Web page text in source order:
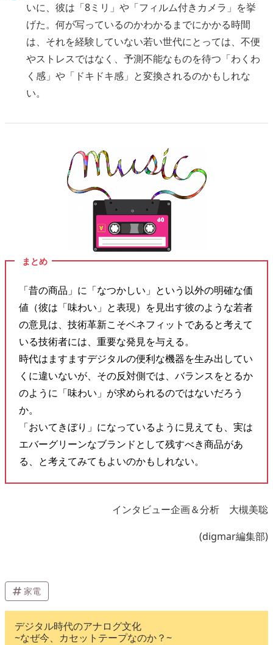
いに、彼は「8ミリ」や「フィルム付きカメラ」を挙
げた。何が写っているのかわかるまでにかかる時間
は、それを経験していない若い世代にとっては、不便
やストレスではなく、予測不能なものを待つ「わくわ
く感」や「ドキドキ感」と変換されるのかもしれな
い。
まとめ
「昔の商品」に「なつかしい」という以外の明確な価
値（彼は「味わい」と表現）を見出す彼のような若者
の意見は、技術革新こそベネフィットであると考えて
いる技術者には、重要な発見を与える。
時代はますますデジタルの便利な機器を生み出してい
くに違いないが、その反対側では、バランスをとるか
のように「味わい」が求められるのではないだろう
か。
「おいてきぼり」になっているように見えても、実は
エバーグリーンなブランドとして残すべき商品があ
る、と考えてみてもよいのかもしれない。
インタビュー企画＆分析 大槻美聡
(digmar編集部)
家電
デジタル時代のアナログ文化
~なぜ今、カセットテープなのか？~